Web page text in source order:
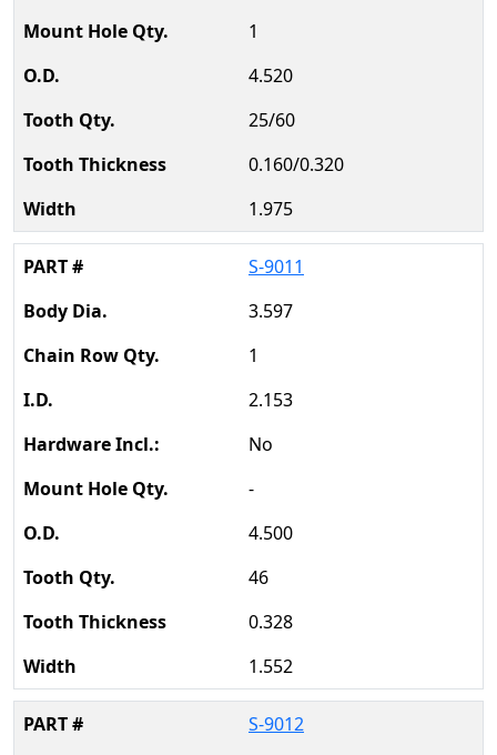
1
4.520
25/60
0.160/0.320
1.975
S-9011
3.597
1
2.153
No
-
4.500
46
0.328
1.552
S-9012